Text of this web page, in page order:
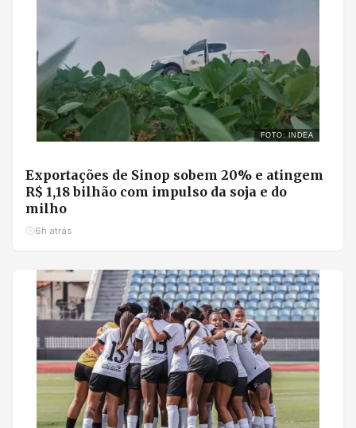
FOTO: INDEA
Exportações de Sinop sobem 20% e atingem
R$ 1,18 bilhão com impulso da soja e do
milho
6h atrás